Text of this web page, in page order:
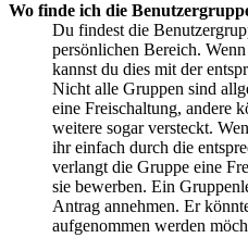
Wo finde ich die
Du findest die
persönlichen Bereich.
kannst du dies mit der
Nicht alle Gruppen sind
eine Freischaltung, andere
weitere sogar versteckt.
ihr einfach durch die
verlangt die Gruppe eine
sie bewerben. Ein
Antrag annehmen. Er
aufgenommen werden